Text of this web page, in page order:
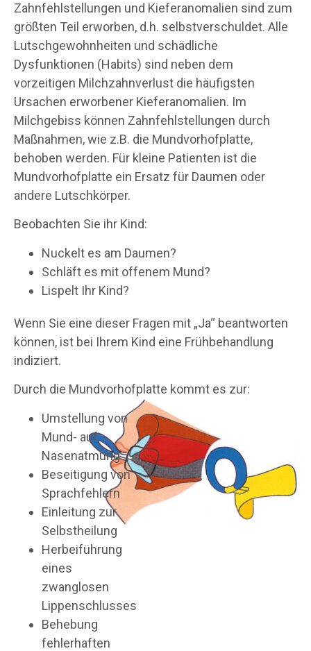
Zahnfehlstellungen und Kieferanomalien sind zum
größten Teil erworben, d.h. selbstverschuldet. Alle
Lutschgewohnheiten und schädliche
Dysfunktionen (Habits) sind neben dem
vorzeitigen Milchzahnverlust die häufigsten
Ursachen erworbener Kieferanomalien. Im
Milchgebiss können Zahnfehlstellungen durch
Maßnahmen, wie z.B. die Mundvorhofplatte,
behoben werden. Für kleine Patienten ist die
Mundvorhofplatte ein Ersatz für Daumen oder
andere Lutschkörper.
Beobachten Sie ihr Kind:
Nuckelt es am Daumen?
Schläft es mit offenem Mund?
Lispelt Ihr Kind?
Wenn Sie eine dieser Fragen mit „Ja“ beantworten
können, ist bei Ihrem Kind eine Frühbehandlung
indiziert.
Durch die Mundvorhofplatte kommt es zur:
Umstellung von
Mund- auf
Nasenatmung
Beseitigung von
Sprachfehlern
Einleitung zur
Selbstheilung
Herbeiführung
eines
zwanglosen
Lippenschlusses
Behebung
fehlerhaften